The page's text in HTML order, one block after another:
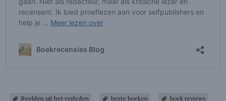
Beelden uit het verleden beste boeken boek reviews